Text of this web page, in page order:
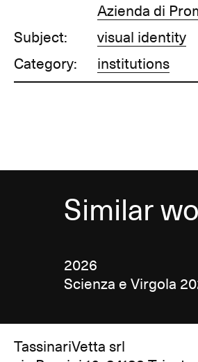
Azienda di
Subject:
visual identity
Category:
institutions
Similar
2026
Scienza e Virgola
TassinariVetta srl